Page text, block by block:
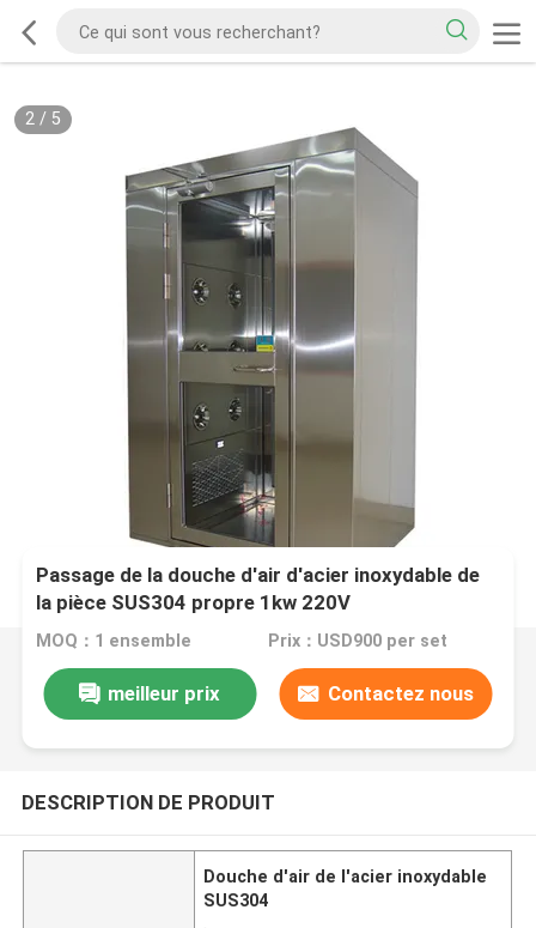
2/ 5
Passage de la douche d'air d'acier inoxydable de
la pièce SUS304 propre 1kw 220V
MOQ：1 ensemble Prix：USD900 per set
meilleur prix Contactez nous
DESCRIPTION DE PRODUIT
Douche d'air de l'acier inoxydable
SUS304
,